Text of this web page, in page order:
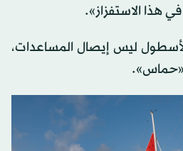
هذا الاستفزاز».
ليس إيصال المساعدات،